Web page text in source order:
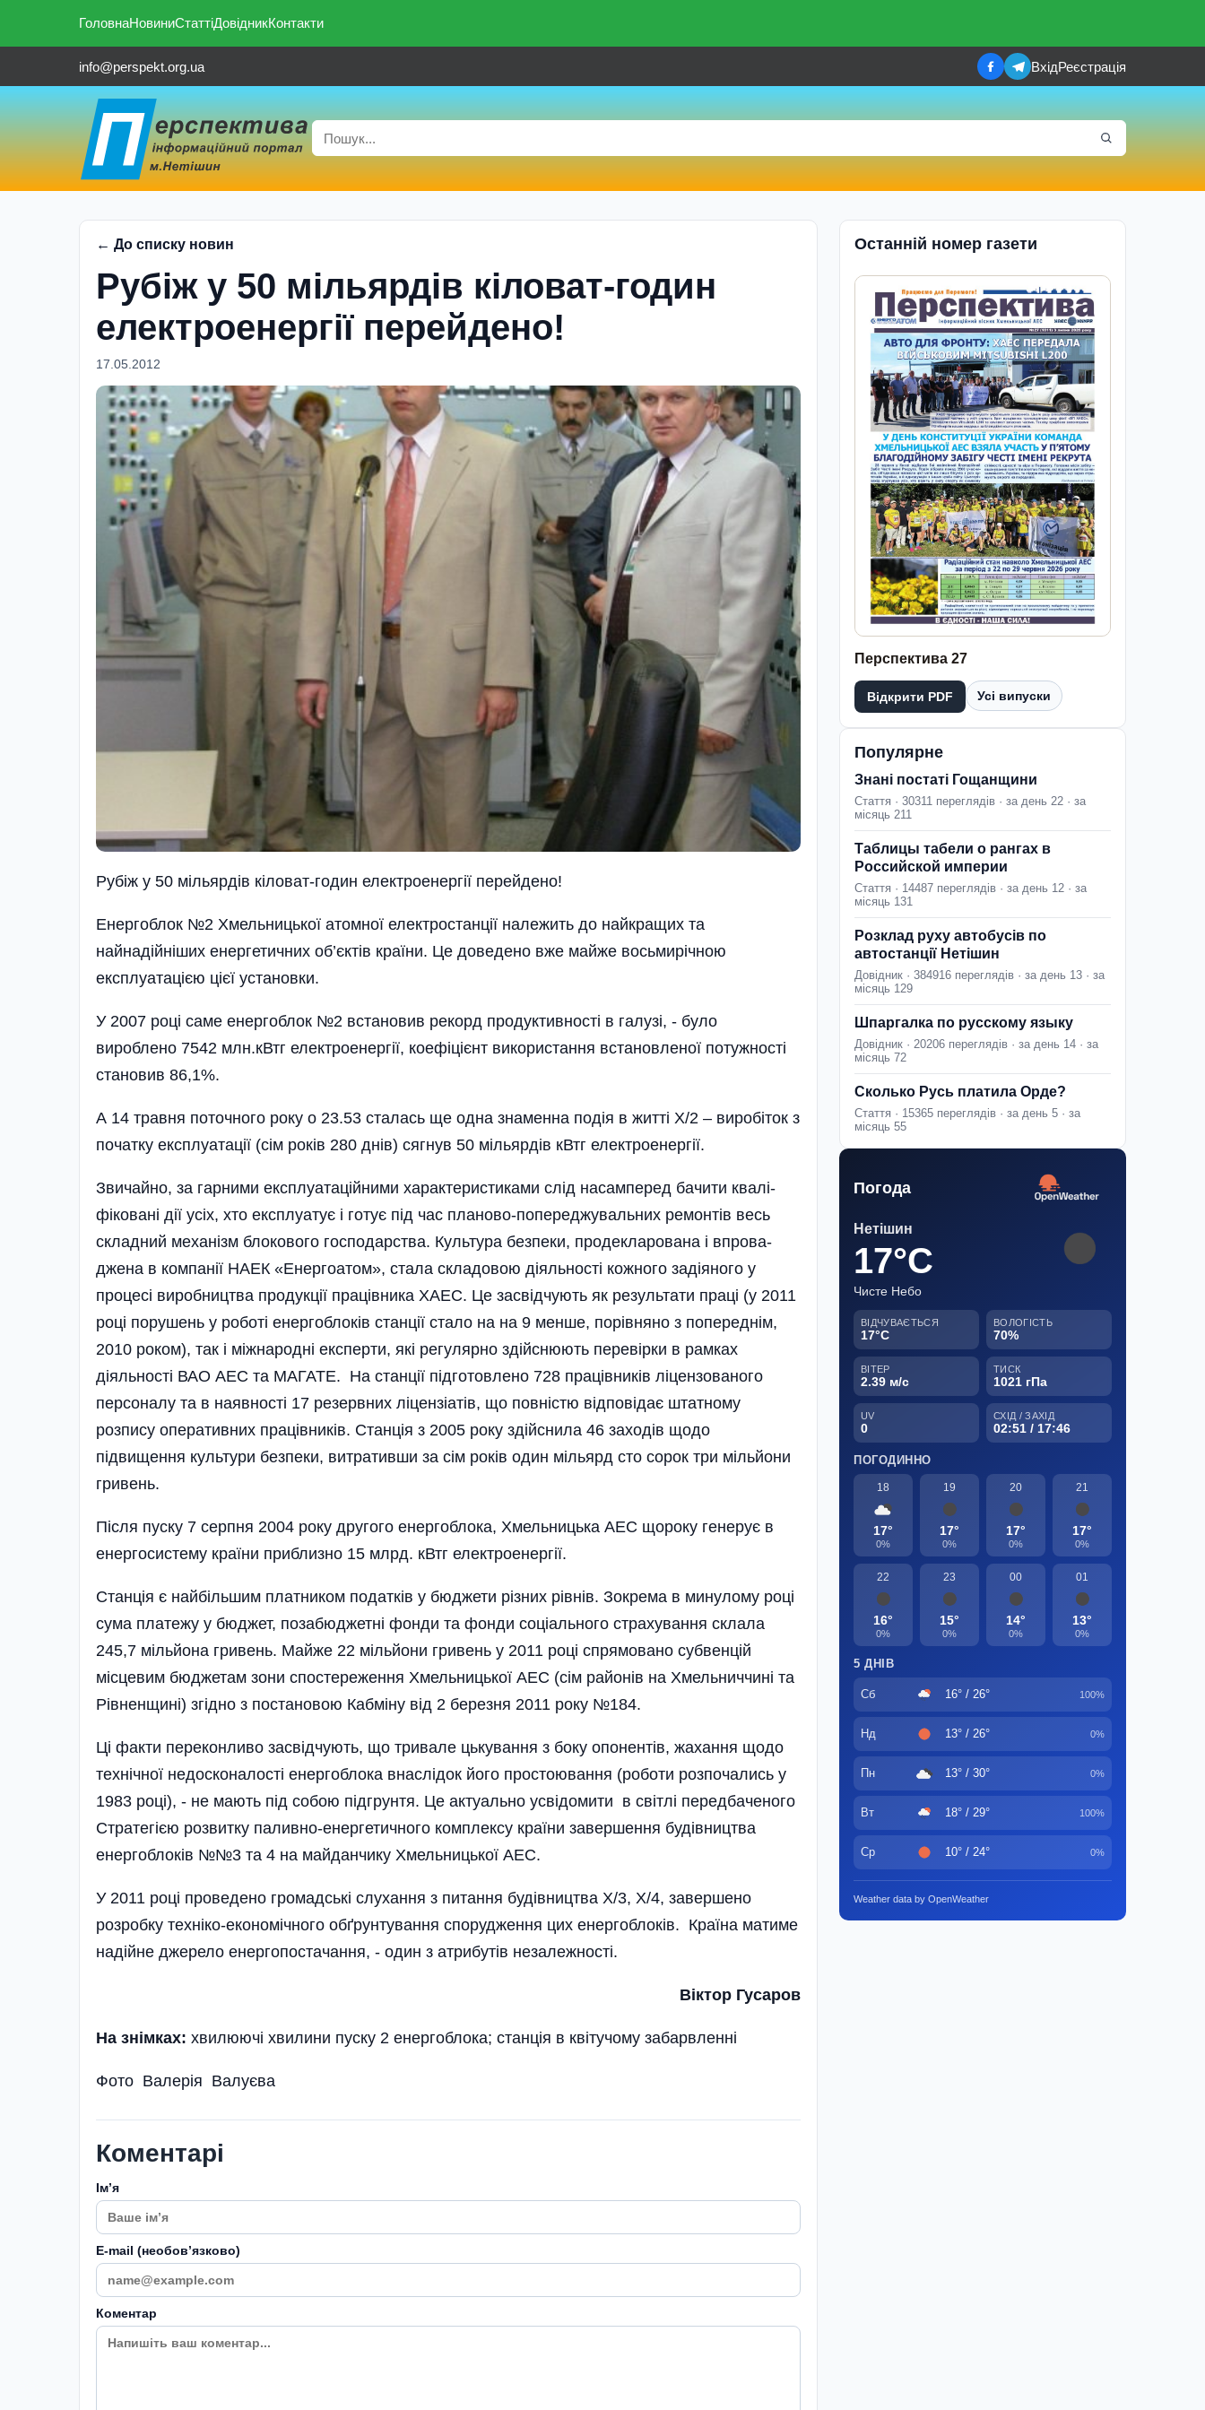
ГоловнаНовиниСтаттіДовідникКонтакти
info@perspekt.org.ua ВхідРеєстрація
← До списку новин
Рубіж у 50 мільярдів кіловат-годин
електроенергії перейдено!
17.05.2012
Рубіж у 50 мільярдів кіловат-годин електроенергії перейдено!
Енергоблок №2 Хмельницької атомної електростанції належить до найкращих та
найнадійніших енергетичних об’єктів країни. Це доведено вже майже восьмирічною
експлуатацією цієї установки.
У 2007 році саме енергоблок №2 встановив рекорд продуктивності в галузі, - було
вироблено 7542 млн.кВтг електроенергії, коефіцієнт використання встановленої потужності
становив 86,1%.
А 14 травня поточного року о 23.53 сталась ще одна знаменна подія в житті Х/2 – виробіток з
початку експлуатації (сім років 280 днів) сягнув 50 мільярдів кВтг електроенергії.
Звичайно, за гарними експлуатаційними харак­теристиками слід насамперед бачити квалі­
фіковані дії усіх, хто експлуатує і готує під час планово-попереджувальних ремонтів весь
складний механізм блокового господарства. Культура безпеки, продекларована і впрова­
джена в компанії НАЕК «Енергоатом», стала складовою діяльності кожного задіяного у
процесі виробництва продукції працівника ХАЕС. Це засвідчують як результати праці (у 2011
році порушень у роботі енергоблоків станції стало на на 9 менше, порівняно з попереднім,
2010 роком­), так і міжнародні експерти, які регулярно здійснюють перевірки в рамках
діяльності ВАО АЕС та МАГАТЕ. На станції підготовлено 728 працівників ліцензованого
персоналу та в наявності 17 резервних ліцензіатів, що пов­ністю відповідає штатному
розпису оперативних працівників. Станція з 2005 року здійснила 46 заходів щодо
підвищення культури безпеки, витратив­ши за сім років один мільярд сто сорок три мільйони
гривень.
Після пуску 7 серпня 2004 року другого енергоблока, Хмельницька АЕС щороку генерує в
енергосистему країни приблизно 15 млрд. кВтг електроенергії.
Станція є найбільшим платником податків у бюджети різних рівнів. Зокрема в минулому році
сума платежу у бюджет, позабюджетні фонди та фонди соці­ального страхування склала
245,7 мільйона гривень. Майже 22 мільйони гривень у 2011 році спрямовано субвенцій
місцевим бюджетам зони спостереження Хмельницької АЕС (сім районів на Хмельниччині та
Рівненщині) згідно з постановою Кабміну від 2 березня 2011 року №184.
Ці факти переконливо засвідчують, що тривале цькування з боку опонентів, жахання щодо
технічної недосконалості енергоблока внаслідок його простоювання (роботи роз­почались у
1983 році), - не мають під собою підгрунтя. Це актуально усвідомити в світлі передбач­еного
Стратегією розвитку паливно-енергетичного комплексу країни завершення будівництва
енергоблоків №№3 та 4 на майданчику Хмельницької АЕС.
У 2011 році проведено громадські слухання з питання будівництва Х/3, Х/4, завершено
розробку техніко-економічного обґрунтування спорудження цих енергоблоків. Країна матиме
надійне джерело енергопостачання, - один з атрибутів незалежності.
Віктор Гусаров
На знімках: хвилюючі хвилини пуску 2 енергоблока; станція в квітучому забарвленні
Фото Валерія Валуєва
Коментарі
Імʼя
E-mail (необовʼязково)
Коментар
Останній номер газети
Перспектива 27
Відкрити PDF Усі випуски
Популярне
Знані постаті Гощанщини
Стаття · 30311 переглядів · за день 22 · за
місяць 211
Таблицы табели о рангах в
Российской империи
Стаття · 14487 переглядів · за день 12 · за
місяць 131
Розклад руху автобусів по
автостанції Нетішин
Довідник · 384916 переглядів · за день 13 · за
місяць 129
Шпаргалка по русскому языку
Довідник · 20206 переглядів · за день 14 · за
місяць 72
Сколько Русь платила Орде?
Стаття · 15365 переглядів · за день 5 · за
місяць 55
Погода
Нетішин
17°C
Чисте Небо
ВІДЧУВАЄТЬСЯ
17°C
ВОЛОГІСТЬ
70%
ВІТЕР
2.39 м/с
ТИСК
1021 гПа
UV
0
СХІД / ЗАХІД
02:51 / 17:46
ПОГОДИННО
18
17°
0%
19
17°
0%
20
17°
0%
21
17°
0%
22
16°
0%
23
15°
0%
00
14°
0%
01
13°
0%
5 ДНІВ
Сб 16° / 26° 100%
Нд 13° / 26° 0%
Пн 13° / 30° 0%
Вт 18° / 29° 100%
Ср 10° / 24° 0%
Weather data by OpenWeather